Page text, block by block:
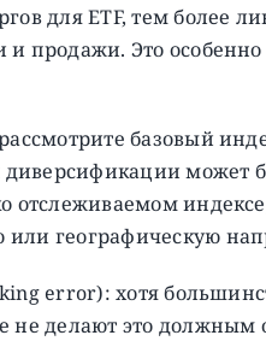
для ETF, тем более
продажи. Это
базовый
диверсификации может
отслеживаемом
географическую
error): хотя
не делают это должным